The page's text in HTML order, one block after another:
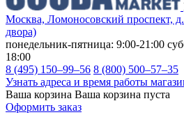
Москва, Ломоносовский проспект,
двора)
понедельник-пятница: 9:00-21:00
18:00
8 (495) 150–99–56 8 (800) 500–57–35
Узнать адреса и время работы
Ваша корзина Ваша корзина пуста
Оформить заказ